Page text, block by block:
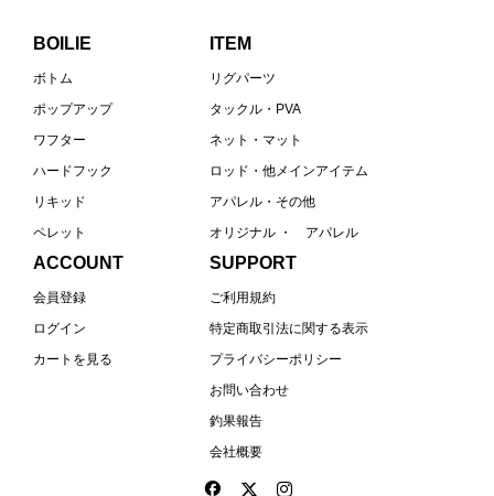
BOILIE
ボトム
ポップアップ
ワフター
ハードフック
リキッド
ペレット
ITEM
リグパーツ
タックル・PVA
ネット・マット
ロッド・他メインアイテム
アパレル・その他
オリジナル ・ アパレル
ACCOUNT
会員登録
ログイン
カートを見る
SUPPORT
ご利用規約
特定商取引法に関する表示
プライバシーポリシー
お問い合わせ
釣果報告
会社概要